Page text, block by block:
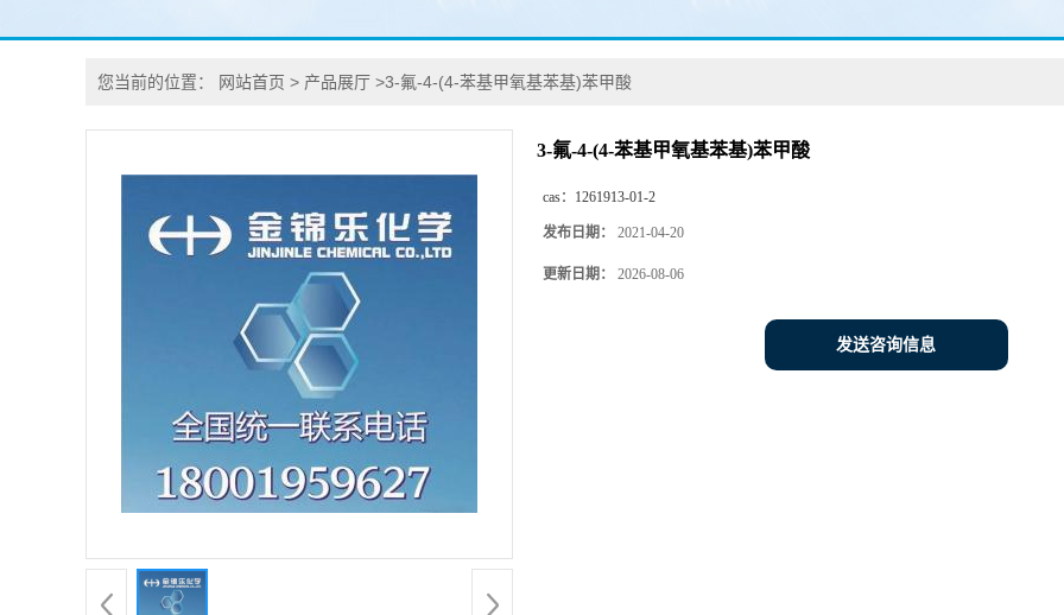
您当前的位置： 网站首页 > 产品展厅 >3-氟-4-(4-苯基甲氧基苯基)苯甲酸
3-氟-4-(4-苯基甲氧基苯基)苯甲酸
cas： 1261913-01-2
发布日期： 2021-04-20
更新日期： 2026-08-06
发送咨询信息